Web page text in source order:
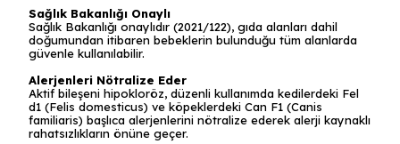
Sağlık Bakanlığı Onaylı
Sağlık Bakanlığı onaylıdır (2021/122), gıda alanları dahil
doğumundan itibaren bebeklerin bulunduğu tüm alanlarda
güvenle kullanılabilir.
Alerjenleri Nötralize Eder
Aktif bileşeni hipokloröz, düzenli kullanımda kedilerdeki Fel
d1 (Felis domesticus) ve köpeklerdeki Can F1 (Canis
familiaris) başlıca alerjenlerini nötralize ederek alerji kaynaklı
rahatsızlıkların önüne geçer.